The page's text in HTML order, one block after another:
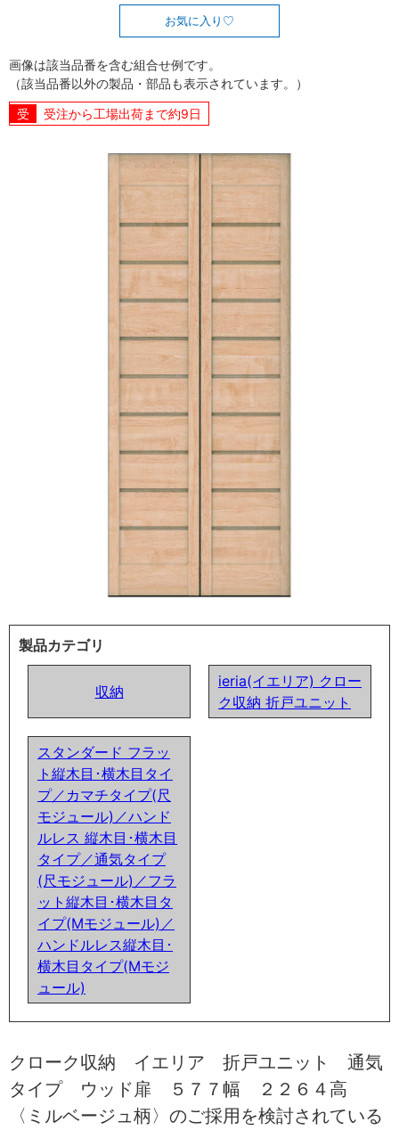
お気に入り
画像は該当品番を含む組合せ例です。
（該当品番以外の製品・部品も表示されています。）
受注から工場出荷まで約9日
製品カテゴリ
収納
ieria(イエリア) クロー
ク収納 折戸ユニット
スタンダード フラッ
ト縦木目･横木目タイ
プ／カマチタイプ(尺
モジュール)／ハンド
ルレス 縦木目･横木目
タイプ／通気タイプ
(尺モジュール)／フラ
ット縦木目･横木目タ
イプ(Mモジュール)／
ハンドルレス縦木目･
横木目タイプ(Mモジ
ュール)
クローク収納 イエリア 折戸ユニット 通気
タイプ ウッド扉 ５７７幅 ２２６４高
〈ミルベージュ柄〉のご採用を検討されている